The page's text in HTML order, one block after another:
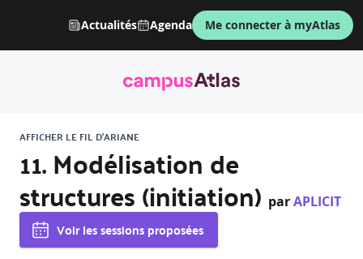
Actualités Agenda Me connecter à myAtlas
AFFICHER LE FIL D'ARIANE
11. Modélisation de
structures (initiation) parAPLICIT
Voir les sessions proposées